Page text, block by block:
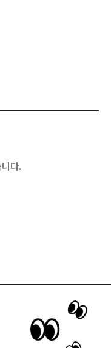
다.